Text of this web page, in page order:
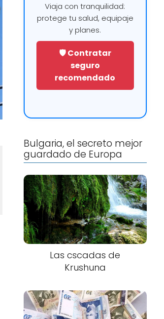
Viaja con tranquilidad:
protege tu salud, equipaje
y planes.
🛡️ Contratar
seguro
recomendado
Bulgaria, el secreto mejor
guardado de Europa
Las cscadas de
Krushuna